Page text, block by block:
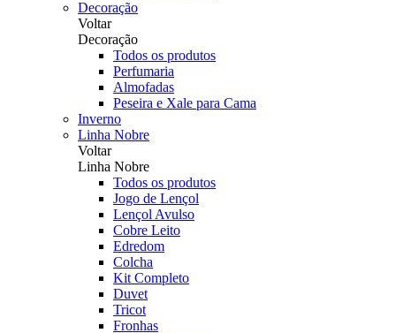
Decoração
Voltar
Decoração
Todos os produtos
Perfumaria
Almofadas
Peseira e Xale para Cama
Inverno
Linha Nobre
Voltar
Linha Nobre
Todos os produtos
Jogo de Lençol
Lençol Avulso
Cobre Leito
Edredom
Colcha
Kit Completo
Duvet
Tricot
Fronhas